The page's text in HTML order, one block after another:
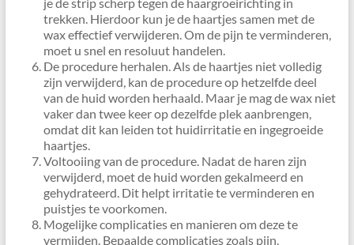
je de strip scherp tegen de haargroeirichting in
trekken. Hierdoor kun je de haartjes samen met de
wax effectief verwijderen. Om de pijn te verminderen,
moet u snel en resoluut handelen.
De procedure herhalen. Als de haartjes niet volledig
zijn verwijderd, kan de procedure op hetzelfde deel
van de huid worden herhaald. Maar je mag de wax niet
vaker dan twee keer op dezelfde plek aanbrengen,
omdat dit kan leiden tot huidirritatie en ingegroeide
haartjes.
Voltooiing van de procedure. Nadat de haren zijn
verwijderd, moet de huid worden gekalmeerd en
gehydrateerd. Dit helpt irritatie te verminderen en
puistjes te voorkomen.
Mogelijke complicaties en manieren om deze te
vermijden. Bepaalde complicaties zoals pijn,